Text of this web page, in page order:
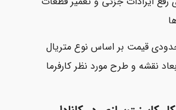
قیمت بر اساس نوع متریال
نقشه و طرح مورد نظر کارفرما